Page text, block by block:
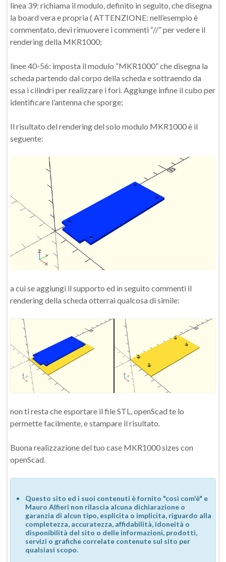
linea 39: richiama il modulo, definito in seguito, che disegna
la board vera e propria ( ATTENZIONE: nell’esempio è
commentato, devi rimuovere i commenti “//” per vedere il
rendering della MKR1000;
linee 40-56: imposta il modulo “MKR1000” che disegna la
scheda partendo dal corpo della scheda e sottraendo da
essa i cilindri per realizzare i fori. Aggiunge infine il cubo per
identificare l’antenna che sporge;
Il risultato del rendering del solo modulo MKR1000 è il
seguente:
a cui se aggiungi il supporto ed in seguito commenti il
rendering della scheda otterrai qualcosa di simile:
non ti resta che esportare il file STL, openScad te lo
permette facilmente, e stampare il risultato.
Buona realizzazione del tuo case MKR1000 sizes con
openScad.
Questo sito ed i suoi contenuti è fornito "così com'è" e
Mauro Alfieri non rilascia alcuna dichiarazione o
garanzia di alcun tipo, esplicita o implicita, riguardo alla
completezza, accuratezza, affidabilità, idoneità o
disponibilità del sito o delle informazioni, prodotti,
servizi o grafiche correlate contenute sul sito per
qualsiasi scopo.